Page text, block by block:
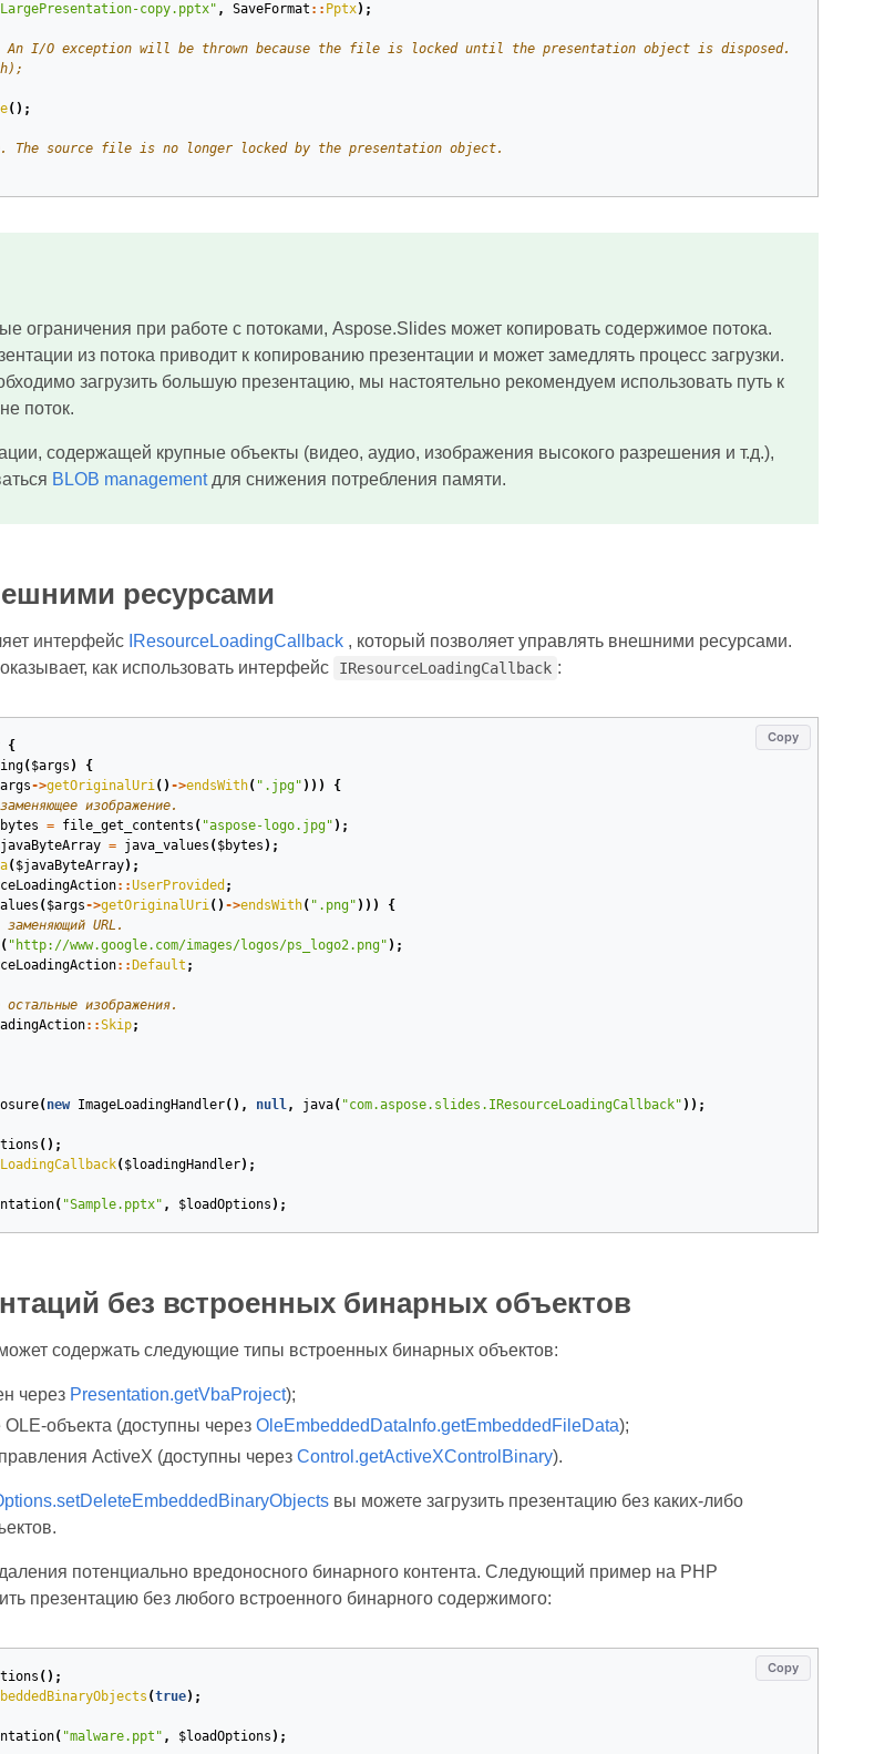
copy.pptx" , SaveFormat :: Pptx);
I/O exception will be thrown because the file is locked until the presentation object is disposed.
();
source file is no longer locked by the presentation object.
ограничения при работе с потоками, Aspose.Slides может копировать содержимое потока.
из потока приводит к копированию презентации и может замедлять процесс загрузки.
загрузить большую презентацию, мы настоятельно рекомендуем использовать путь к
поток.
содержащей крупные объекты (видео, аудио, изображения высокого разрешения и т.д.),
BLOB managementдля снижения потребления памяти.
ресурсами
интерфейс IResourceLoadingCallback, который позволяет управлять внешними ресурсами.
как использовать интерфейс
IResourceLoadingCallback :
Copy
{
( $args )
{
->getOriginalUri() ->endsWith( ".jpg" )))
{
изображение.
= file_get_contents ( "aspose-logo.jpg" );
= java_values ( $bytes );
( $javaByteArray);
::UserProvided ;
( $args->getOriginalUri() ->endsWith( ".png" )))
{
URL.
( "http://www.google.com/images/logos/ps_logo2.png" );
:: Default ;
изображения.
::Skip;
( new ImageLoadingHandler(), null, java( "com.aspose.slides.IResourceLoadingCallback" ));
();
( $loadingHandler);
( "Sample.pptx" , $loadOptions );
без встроенных бинарных объектов
содержать следующие типы встроенных бинарных объектов:
через Presentation.getVbaProject);
(доступны через OleEmbeddedDataInfo.getEmbeddedFileData);
ActiveX (доступны через Control.getActiveXControlBinary).
вы можете загрузить презентацию без каких-либо
потенциально вредоносного бинарного контента. Следующий пример на PHP
презентацию без любого встроенного бинарного содержимого:
Copy
();
(true);
( "malware.ppt" , $loadOptions );